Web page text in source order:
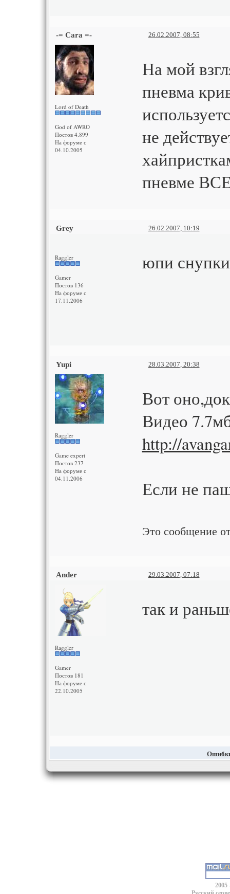
-= Cara =- 26.02.2007, 08:55
Lord of Death
God of AWRO
Постов 4.899
На форуме с
04.10.2005
На мой
пневма
не
пневме
Grey 26.02.2007, 10:19
Raggler
Gamer
Постов 136
На форуме с
17.11.2006
юпи
Yupi 28.03.2007, 20:38
Raggler
Game expert
Постов 237
На форуме с
04.11.2006
Вот
Видео
http://
Если не
Это сообщение
Ander 29.03.2007, 07:18
Raggler
Gamer
Постов 181
На форуме с
22.10.2005
так и
2005